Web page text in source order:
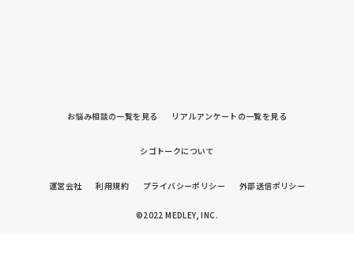
お悩み相談の一覧を見る リアルアンケートの一覧を見る
シゴトークについて
運営会社 利用規約 プライバシーポリシー 外部送信ポリシー
©2022 MEDLEY, INC.